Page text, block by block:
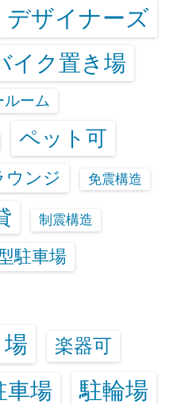
デザイナーズ
イク置き場
ルーム
ペット可
ウンジ 免震構造
制震構造
駐車場
楽器可
車場 駐輪場